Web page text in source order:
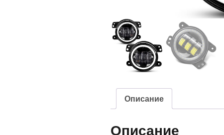
Описание
Описание